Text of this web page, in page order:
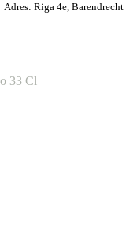
Adres: Riga 4e, Barendrecht
33 Cl